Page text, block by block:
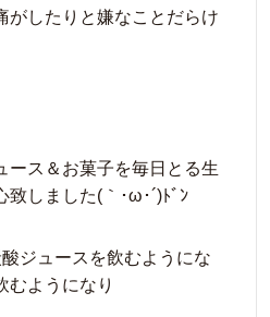
がしたりと嫌なことだらけ
ース＆お菓子を毎日とる生
しました(｀･ω･´)ﾄﾞﾝ
ジュースを飲むようにな
むようになり